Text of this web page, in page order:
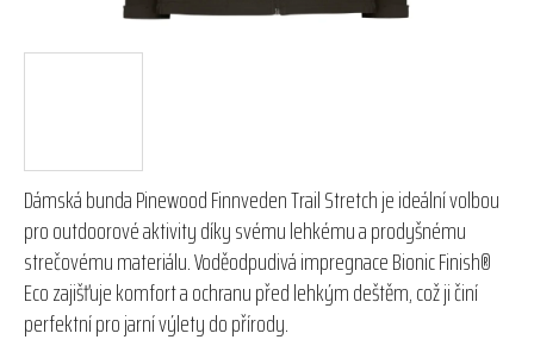
Dámská bunda Pinewood Finnveden Trail Stretch je ideální volbou
pro outdoorové aktivity díky svému lehkému a prodyšnému
strečovému materiálu. Voděodpudivá impregnace Bionic Finish®
Eco zajišťuje komfort a ochranu před lehkým deštěm, což ji činí
perfektní pro jarní výlety do přírody.